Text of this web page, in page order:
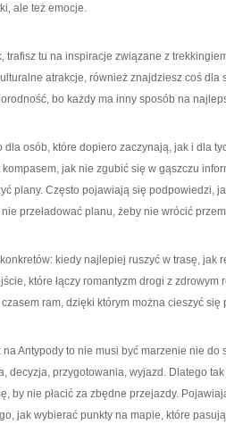
ale też emocje.
trafisz tu na inspiracje związane z
atrakcje, również znajdziesz coś dla
bo każdy ma inny sposób na
dla osób, które dopiero zaczynają, jak i dla
jak nie zgubić się w gąszczu
plany. Często pojawiają się podpowiedzi,
przeładować planu, żeby nie wrócić
kiedy najlepiej ruszyć w trasę,
które łączy romantyzm drogi z
ram, dzięki którym można cieszyć
Antypody to nie musi być marzenie nie do
decyzja, przygotowania, wyjazd. Dlatego
by nie płacić za zbędne przejazdy.
jak wybierać punkty na mapie, które